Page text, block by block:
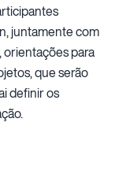
juntamente com
para
que serão
definir os